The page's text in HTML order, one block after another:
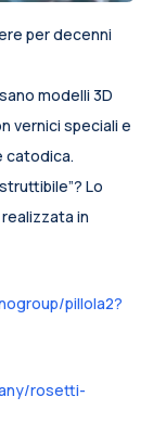
per decenni
modelli 3D
vernici speciali e
catodica.
Lo
in
pillola2?
rosetti-